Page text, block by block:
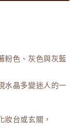
粉色、灰色與灰藍
水晶多變迷人的一
妝台或玄關，